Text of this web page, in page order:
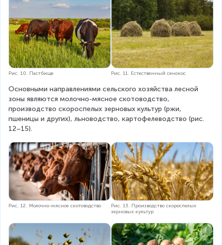
Рис. 10. Пастбище Рис. 11. Естественный сенокос
Основными направлениями сельского хозяйства лесной
зоны являются молочно-мясное скотоводство,
производство скороспелых зерновых культур (ржи,
пшеницы и других), льноводство, картофелеводство (рис.
12–15).
Рис. 12. Молочно-мясное скотоводство
Рис. 13. Производство скороспелых
зерновых культур